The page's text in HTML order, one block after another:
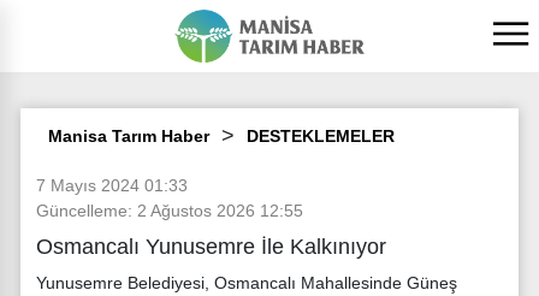
Manisa Tarım Haber DESTEKLEMELER
7 Mayıs 2024 01:33
Güncelleme: 2 Ağustos 2026 12:55
Osmancalı Yunusemre İle Kalkınıyor
Yunusemre Belediyesi, Osmancalı Mahallesinde Güneş